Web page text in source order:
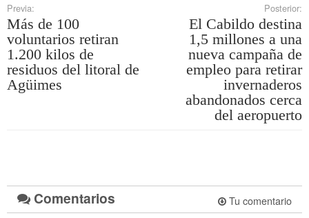
Previa:
Más de 100
voluntarios retiran
1.200 kilos de
residuos del litoral de
Agüimes
Posterior:
El Cabildo destina
1,5 millones a una
nueva campaña de
empleo para retirar
invernaderos
abandonados cerca
del aeropuerto
Comentarios Tu comentario